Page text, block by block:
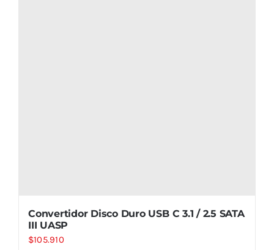
Convertidor Disco Duro USB C 3.1 / 2.5 SATA
III UASP
$105.910